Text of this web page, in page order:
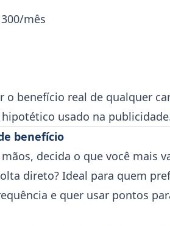
mês
o benefício real de qualquer
usado na
benefício
decida o que você mais
direto? Ideal para quem
e quer usar pontos